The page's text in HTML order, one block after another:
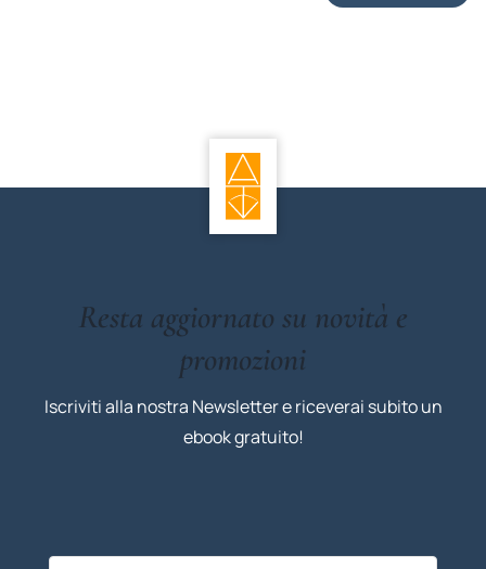
Resta aggiornato su novità e
promozioni
Iscriviti alla nostra Newsletter e riceverai subito un
ebook gratuito!